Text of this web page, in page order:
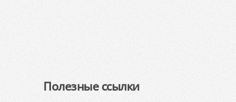
Полезные ссылки